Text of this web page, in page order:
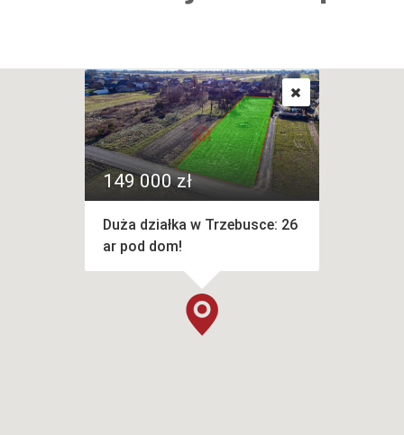
149 000 zł
Duża działka w Trzebusce: 26
ar pod dom!